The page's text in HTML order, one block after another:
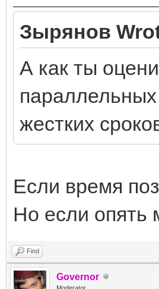
Зырянов
А как ты
жестких
Если время
Но если опять
Find
Governor